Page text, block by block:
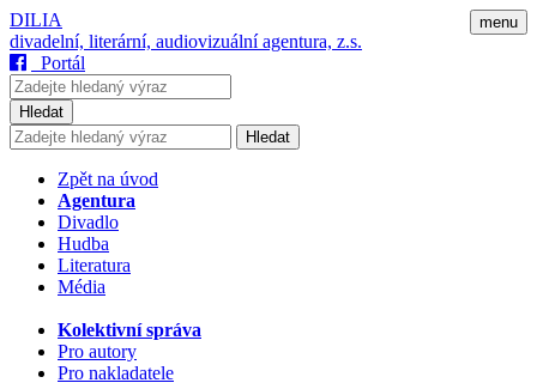
menu
DILIA
divadelní, literární, audiovizuální agentura, z.s.
Portál
Hledat
Hledat
Zpět na úvod
Agentura
Divadlo
Hudba
Literatura
Média
Kolektivní správa
Pro autory
Pro nakladatele